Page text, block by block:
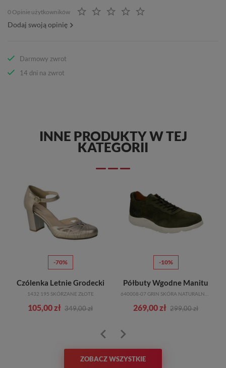
0 Opinie użytkowników
Dodaj swoją opinię
Darmowy zwrot
14 dni na zwrot
INNE PRODUKTY W TEJ
KATEGORII
-70%
Czólenka Letnie Grodecki
1432 195 SKÓRZANE ZŁOTE
105,00 zł 349,00 zł
-10%
Półbuty Wgodne Manitu
269,00 zł 299,00 zł
ZOBACZ WSZYSTKIE